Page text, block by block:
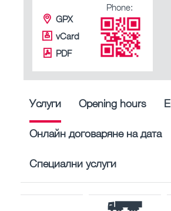
GPX
vCard
PDF
Phone:
Услуги Opening hours
Онлайн договаряне на дата
Специални услуги